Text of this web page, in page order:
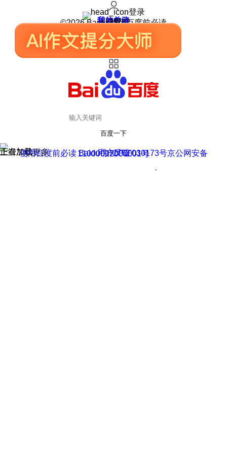
登录
我的关注
我的收藏
皮肤中心
用户反馈
设置
©2026 Baidu 使用百度前必读
百度一下
正在加载
上滑加载更多 用户反馈
使用百度前必读 Baidu 京ICP证030173号
京公网安备11000002000001号